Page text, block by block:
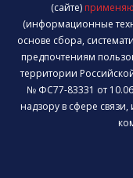
(сайте)
(информационные
основе сбора,
предпочтениям
территории
№ ФС77-83331 от
надзору в сфере